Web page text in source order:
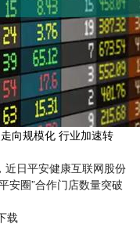
向规模化 行业加速转
日平安健康互联网股份
安圈”合作门店数量突破
载